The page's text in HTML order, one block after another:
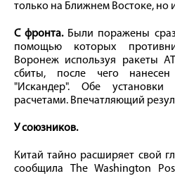
только на Ближнем Востоке, но
С фронта. Были поражены
помощью которых
Воронеж используя ракеты
сбиты, после чего
"Искандер". Обе
расчетами. Впечатляющий
У союзников.
Китай тайно расширяет свой
сообщила The Washington